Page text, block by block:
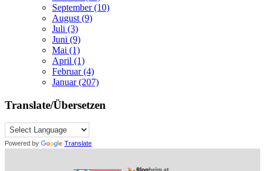
September (10)
August (9)
Juli (3)
Juni (9)
Mai (1)
April (1)
Februar (4)
Januar (207)
Translate/Übersetzen
Powered by Translate